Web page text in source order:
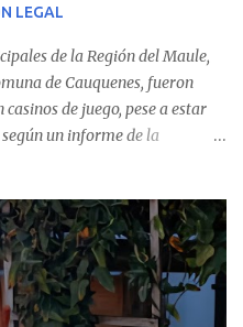
LEGAL
de la Región del Maule,
de Cauquenes, fueron
de juego, pese a estar
un informe de la
administran o
transacciones por un
de 2024 y junio de 2025.
la comuna de Cauquenes se
en este tipo de